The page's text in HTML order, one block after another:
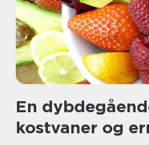
En
kostvaner og